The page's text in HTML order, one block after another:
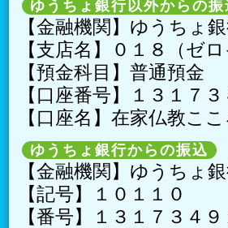
ゆうちょ銀行以外からの振
【金融機関】ゆうちょ
【支店名】０１８（ゼ
【預金科目】普通預金
【口座番号】１３１７３
【口座名】在家仏教こ
ゆうちょ銀行からの振込
【金融機関】ゆうちょ
【記号】１０１１０
【番号】１３１７３４９